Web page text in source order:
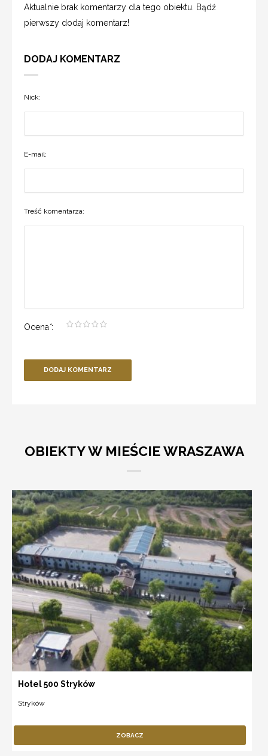
Aktualnie brak komentarzy dla tego obiektu. Bądź
pierwszy dodaj komentarz!
DODAJ KOMENTARZ
Nick:
E-mail:
Treść komentarza:
Ocena*:
DODAJ KOMENTARZ
OBIEKTY W MIEŚCIE WRASZAWA
Hotel 500 Stryków
Stryków
ZOBACZ